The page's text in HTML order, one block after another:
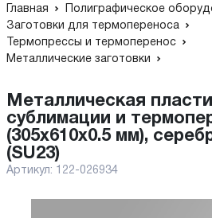
Главная
Полиграфическое
Заготовки для термопереноса
Термопрессы и термоперенос
Металлические заготовки
Металлическая пластина для
сублимации и
(305х610x0.5 мм),
(SU23)
Артикул: 122-026934